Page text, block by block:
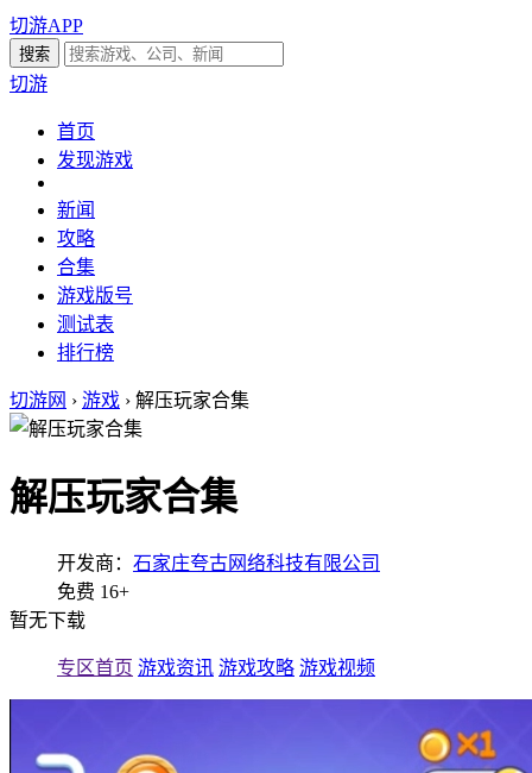
切游APP
切游
首页
发现游戏
新闻
攻略
合集
游戏版号
测试表
排行榜
切游网 › 游戏 › 解压玩家合集
解压玩家合集
开发商： 石家庄夸古网络科技有限公司
免费 16+
暂无下载
专区首页 游戏资讯 游戏攻略 游戏视频